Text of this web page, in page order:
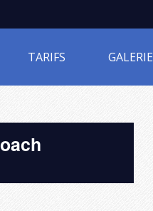
TARIFS GALERIE